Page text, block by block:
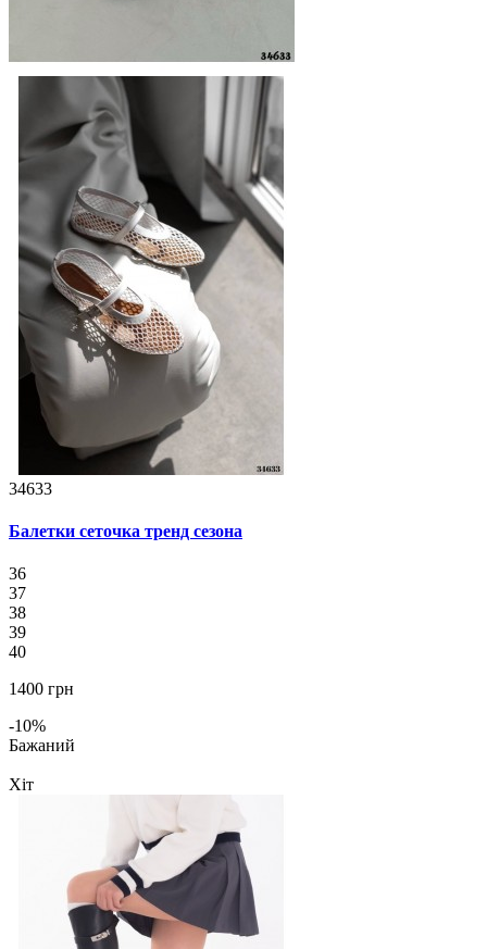
34633
Балетки сеточка тренд сезона
36
37
38
39
40
1400 грн
-10%
Бажаний
Хіт